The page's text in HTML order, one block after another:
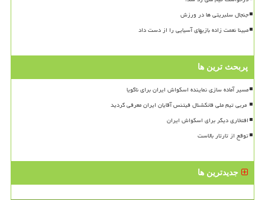
جنجال سلبریتی ها در ورزش
مبینا نعمت زاده بازیهای آسیایی را از دست داد
پربحث ترین ها
مسیر آماده سازی نماینده اسکواش ایران برای ناگویا
افتخاری دیگر برای اسکواش ایران
توقع از تارتار بالاست
جدیدترین ها